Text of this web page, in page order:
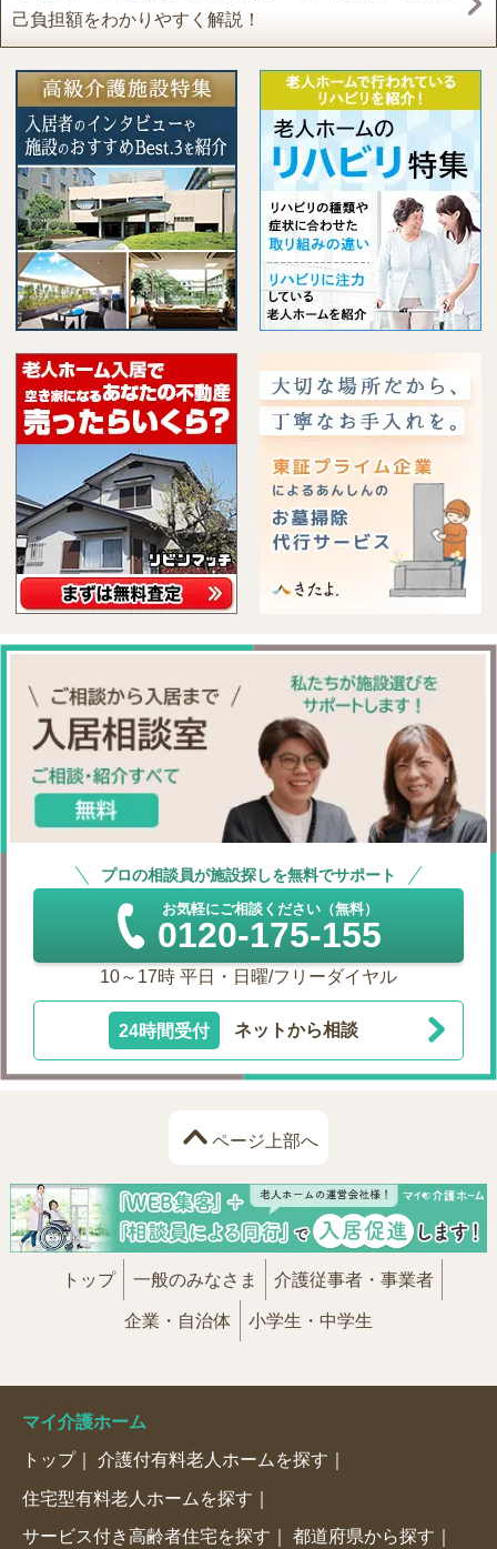
己負担額をわかりやすく解説！
プロの相談員が施設探しを無料でサポート
お気軽にご相談ください（無料）
0120-175-155
10～17時 平日・日曜/フリーダイヤル
24時間受付 ネットから相談
ページ上部へ
トップ 一般のみなさま 介護従事者・事業者
企業・自治体 小学生・中学生
マイ介護ホーム
トップ 介護付有料老人ホームを探す
住宅型有料老人ホームを探す
サービス付き高齢者住宅を探す 都道府県から探す